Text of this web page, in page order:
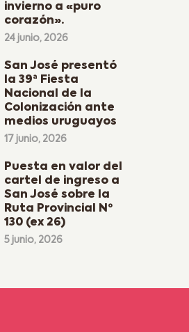
invierno a «puro
corazón».
24 junio, 2026
San José presentó
la 39ª Fiesta
Nacional de la
Colonización ante
medios uruguayos
17 junio, 2026
Puesta en valor del
cartel de ingreso a
San José sobre la
Ruta Provincial Nº
130 (ex 26)
5 junio, 2026